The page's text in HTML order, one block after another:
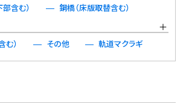
含む）
鋼橋（床版取替含む）
む）
その他 軌道マクラギ